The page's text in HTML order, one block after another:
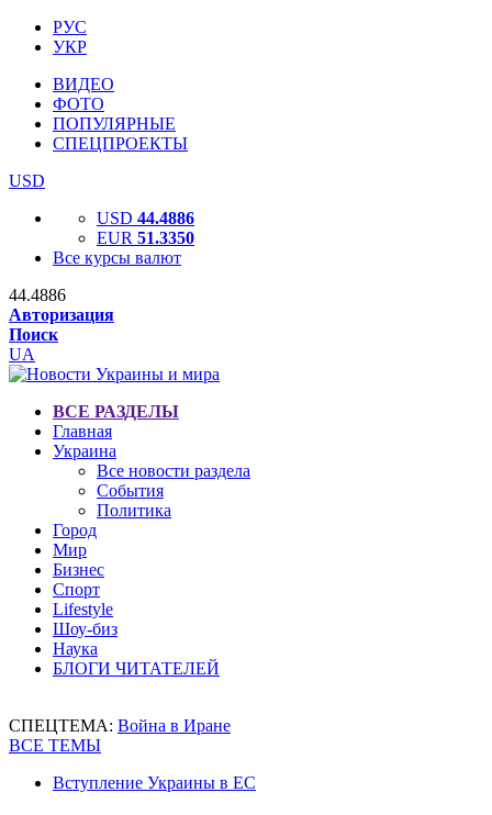
РУС
УКР
ВИДЕО
ФОТО
ПОПУЛЯРНЫЕ
СПЕЦПРОЕКТЫ
USD
USD 44.4886
EUR 51.3350
Все курсы валют
44.4886
Авторизация
Поиск
UA
ВСЕ РАЗДЕЛЫ
Главная
Украина
Все новости раздела
События
Политика
Город
Мир
Бизнес
Спорт
Lifestyle
Шоу-биз
Наука
БЛОГИ ЧИТАТЕЛЕЙ
СПЕЦТЕМА: Война в Иране
ВСЕ ТЕМЫ
Вступление Украины в ЕС